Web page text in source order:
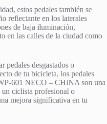
estos pedales también se
reflectante en los laterales
de baja iluminación,
en las calles de la ciudad como
pedales desgastados o
de tu bicicleta, los pedales
601 NECO – CHINA son una
ciclista profesional o
mejora significativa en tu